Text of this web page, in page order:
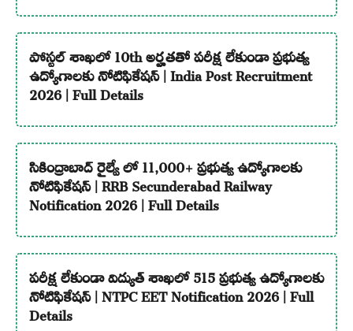
పోస్టల్ శాఖలో 10th అర్హతతో పరీక్ష లేకుండా ప్రభుత్వ
ఉద్యోగాలకు నోటిఫికేషన్ | India Post Recruitment
2026 | Full Details
సికింద్రాబాద్ రైల్వే లో 11,000+ ప్రభుత్వ ఉద్యోగాలకు
నోటిఫికేషన్ | RRB Secunderabad Railway
Notification 2026 | Full Details
పరీక్ష లేకుండా విద్యుత్ శాఖలో 515 ప్రభుత్వ ఉద్యోగాలకు
నోటిఫికేషన్ | NTPC EET Notification 2026 | Full
Details